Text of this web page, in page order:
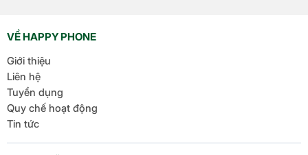
VỀ HAPPY PHONE
Giới thiệu
Liên hệ
Tuyển dụng
Quy chế hoạt động
Tin tức